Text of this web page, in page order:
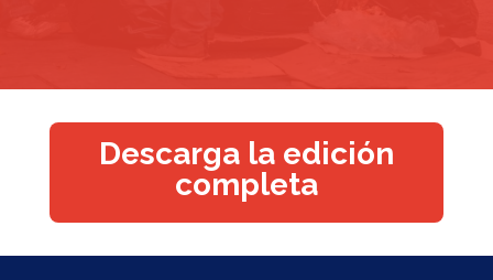
Descarga la edición
completa